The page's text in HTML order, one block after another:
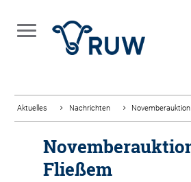
Aktuelles Nachrichten
Fließem